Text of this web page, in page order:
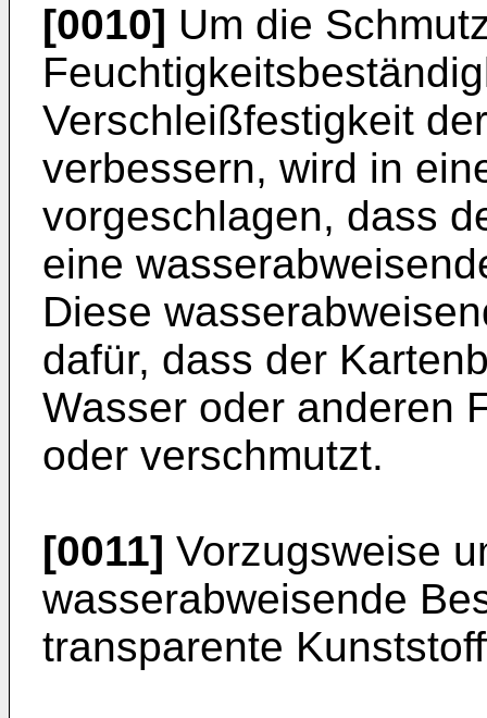
[0010] Um die
Verschleißfestigkeit
verbessern, wird in
vorgeschlagen, dass
eine
Diese
dafür, dass der
Wasser oder anderen
oder verschmutzt.
[0011] Vorzugsweise
wasserabweisende
transparente